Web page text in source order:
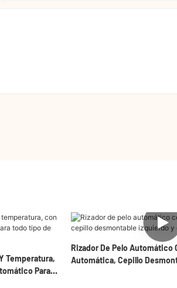
Temperatura,
Para
Rizador De Pelo Automático
Automática, Cepillo